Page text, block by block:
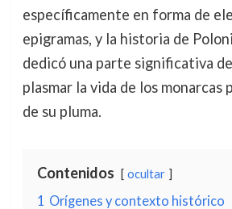
específicamente en forma de
epigramas, y la historia de
dedicó una parte significativa
plasmar la vida de los monarcas
de su pluma.
Contenidos ocultar
1 Orígenes y contexto histórico